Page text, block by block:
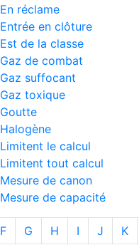
En réclame
Entrée en clôture
Est de la classe
Gaz de combat
Gaz suffocant
Gaz toxique
Goutte
Halogène
Limitent le calcul
Limitent tout calcul
Mesure de canon
Mesure de capacité
F G H I J K